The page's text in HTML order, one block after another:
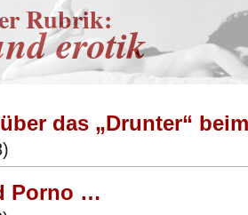
Rubrik:
erotik
das „Drunter“
Porno …